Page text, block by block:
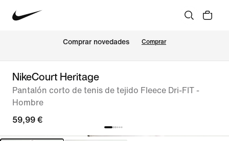
Comprar novedades Comprar
NikeCourt Heritage
Pantalón corto de tenis de tejido Fleece Dri-FIT -
Hombre
59,99 €